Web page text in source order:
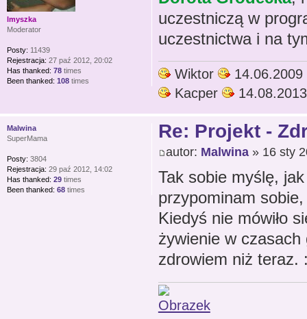
uczestniczą w
uczestnictwa i na
Wiktor
14.06.2009
Kacper
14.08.2013
lmyszka
Moderator
Posty: 11439
Rejestracja: 27 paź 2012, 20:02
Has thanked: 78 times
Been thanked: 108 times
Re: Projekt -
autor: Malwina» 16 sty
Tak sobie myślę,
przypominam
Kiedyś nie mówiło
żywienie w czasach
zdrowiem niż teraz.
Malwina
SuperMama
Posty: 3804
Rejestracja: 29 paź 2012, 14:02
Has thanked: 29 times
Been thanked: 68 times